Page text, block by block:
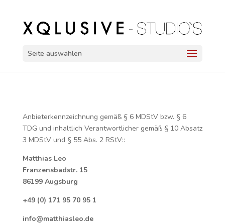
Seite auswählen
Anbieterkennzeichnung gemäß § 6 MDStV bzw. § 6
TDG und inhaltlich Verantwortlicher gemäß § 10 Absatz
3 MDStV und § 55 Abs. 2 RStV::
Matthias Leo
Franzensbadstr. 15
86199 Augsburg
+49 (0) 171 95 70 95 1
info@matthiasleo.de